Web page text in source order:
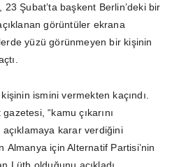
23 Şubat’ta başkent Berlin’deki bir
görüntüler ekrana
yüzü görünmeyen bir kişinin
ismini vermekten kaçındı.
“kamu çıkarını
açıklamaya karar verdiğini
için Alternatif Partisi’nin
Lüth olduğunu açıkladı.